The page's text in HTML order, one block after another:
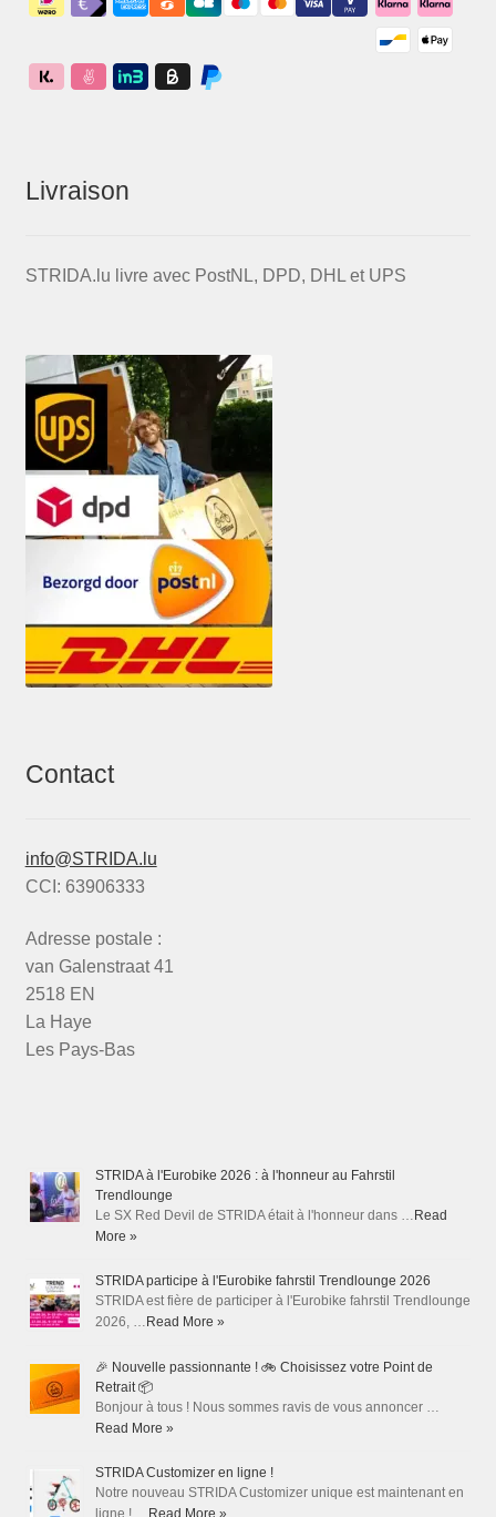
Livraison
STRIDA.lu livre avec PostNL, DPD, DHL et UPS
Contact
info@STRIDA.lu
CCI: 63906333
Adresse postale :
van Galenstraat 41
2518 EN
La Haye
Les Pays-Bas
STRIDA à l'Eurobike 2026 : à l'honneur au Fahrstil
Trendlounge
Le SX Red Devil de STRIDA était à l'honneur dans … Read
More »
STRIDA participe à l'Eurobike fahrstil Trendlounge 2026
STRIDA est fière de participer à l'Eurobike fahrstil Trendlounge
2026, … Read More »
🎉 Nouvelle passionnante ! 🚲 Choisissez votre Point de
Retrait 📦
Bonjour à tous ! Nous sommes ravis de vous annoncer …
Read More »
STRIDA Customizer en ligne !
Notre nouveau STRIDA Customizer unique est maintenant en
ligne ! … Read More »